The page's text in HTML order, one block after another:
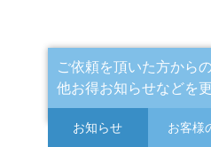
ご依頼を頂いた方から
他お得お知らせなどを
お知らせ お客様